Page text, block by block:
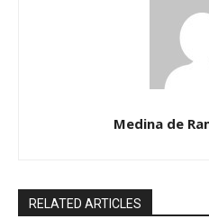
Medina de
RELATED ARTICLES